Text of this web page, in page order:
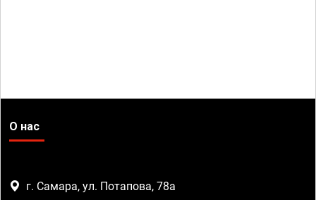
О нас
г. Самара, ул. Потапова, 78а